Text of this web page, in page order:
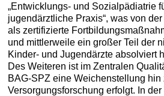
„Entwicklungs- und Sozialpädiatrie
jugendärztliche Praxis“, was von
als zertifizierte
und mittlerweile ein großer Teil der
Kinder- und Jugendärzte absolviert
Des Weiteren ist im Zentralen
BAG-SPZ eine Weichenstellung hin
Versorgungsforschung erfolgt. In